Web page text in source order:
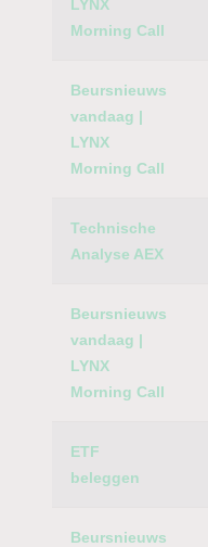
LYNX
Morning Call
Beursnieuws
vandaag |
LYNX
Morning Call
Technische
Analyse AEX
Beursnieuws
vandaag |
LYNX
Morning Call
ETF
beleggen
Beursnieuws